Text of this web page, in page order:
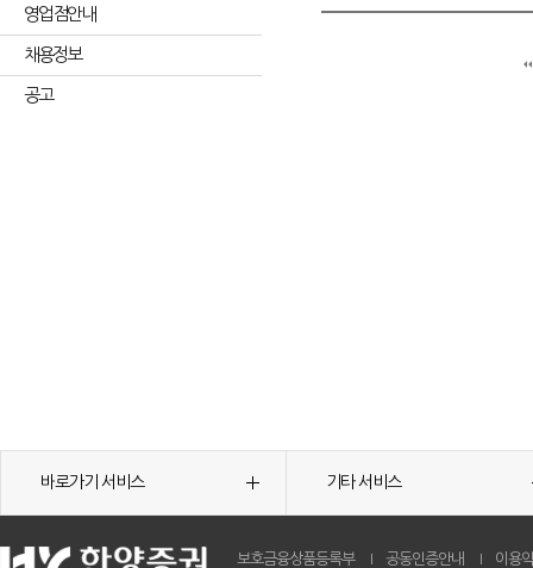
영업점안내
채용정보
공고
바로가기 서비스 기타 서비스
보호금융상품등록부 공동인증안내 이용